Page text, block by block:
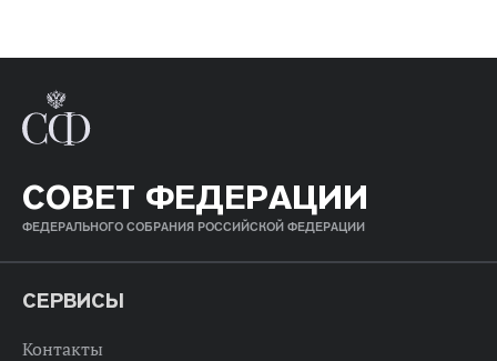
СОВЕТ ФЕДЕРАЦИИ
ФЕДЕРАЛЬНОГО СОБРАНИЯ РОССИЙСКОЙ ФЕДЕРАЦИИ
СЕРВИСЫ
Контакты